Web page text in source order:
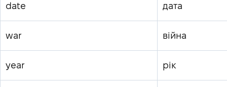
date дата
war війна
year рік